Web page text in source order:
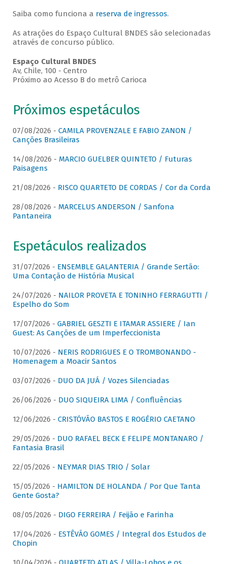
Saiba como funciona a reserva de ingressos.
As atrações do Espaço Cultural BNDES são selecionadas
através de concurso público.
Espaço Cultural BNDES
Av, Chile, 100 - Centro
Próximo ao Acesso B do metrô Carioca
Próximos espetáculos
07/08/2026 - CAMILA PROVENZALE E FABIO ZANON /
Canções Brasileiras
14/08/2026 - MARCIO GUELBER QUINTETO / Futuras
Paisagens
21/08/2026 - RISCO QUARTETO DE CORDAS / Cor da Corda
28/08/2026 - MARCELUS ANDERSON / Sanfona
Pantaneira
Espetáculos realizados
31/07/2026 - ENSEMBLE GALANTERIA / Grande Sertão:
Uma Contação de História Musical
24/07/2026 - NAILOR PROVETA E TONINHO FERRAGUTTI /
Espelho do Som
17/07/2026 - GABRIEL GESZTI E ITAMAR ASSIERE / Ian
Guest: As Canções de um Imperfeccionista
10/07/2026 - NERIS RODRIGUES E O TROMBONANDO -
Homenagem a Moacir Santos
03/07/2026 - DUO DA JUÁ / Vozes Silenciadas
26/06/2026 - DUO SIQUEIRA LIMA / Confluências
12/06/2026 - CRISTÓVÃO BASTOS E ROGÉRIO CAETANO
29/05/2026 - DUO RAFAEL BECK E FELIPE MONTANARO /
Fantasia Brasil
22/05/2026 - NEYMAR DIAS TRIO / Solar
15/05/2026 - HAMILTON DE HOLANDA / Por Que Tanta
Gente Gosta?
08/05/2026 - DIGO FERREIRA / Feijão e Farinha
17/04/2026 - ESTÊVÃO GOMES / Integral dos Estudos de
Chopin